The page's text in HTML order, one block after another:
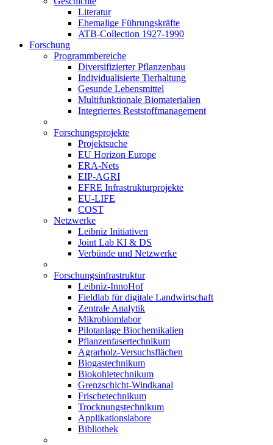
Literatur
Ehemalige Führungskräfte
ATB-Collection 1927-1990
Forschung
Programmbereiche
Diversifizierter Pflanzenbau
Individualisierte Tierhaltung
Gesunde Lebensmittel
Multifunktionale Biomaterialien
Integriertes Reststoffmanagement
Forschungsprojekte
Projektsuche
EU Horizon Europe
ERA-Nets
EIP-AGRI
EFRE Infrastrukturprojekte
EU-LIFE
COST
Netzwerke
Leibniz Initiativen
Joint Lab KI & DS
Verbünde und Netzwerke
Forschungsinfrastruktur
Leibniz-InnoHof
Fieldlab für digitale Landwirtschaft
Zentrale Analytik
Mikrobiomlabor
Pilotanlage Biochemikalien
Pflanzenfasertechnikum
Agrarholz-Versuchsflächen
Biogastechnikum
Biokohletechnikum
Grenzschicht-Windkanal
Frischetechnikum
Trocknungstechnikum
Applikationslabore
Bibliothek